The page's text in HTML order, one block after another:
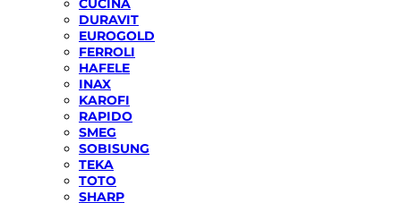
CUCINA
DURAVIT
EUROGOLD
FERROLI
HAFELE
INAX
KAROFI
RAPIDO
SMEG
SOBISUNG
TEKA
TOTO
SHARP